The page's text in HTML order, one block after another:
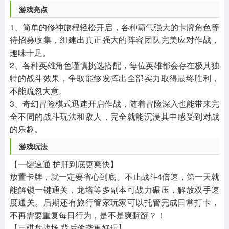
游戏亮点
1、简单的修神旅程轻松开启，各种霸气强大的卡牌角色等
待招募收集，组建出真正强大的阵容团队完美应对作战，
趣味十足。
2、各种英雄角色谨慎挑选搭配，每位英雄都会存在极其独
特的战斗效果，争取能够发挥出全部实力取得最终胜利，
不能疏忽大意。
3、奇幻冒险模式迅速开启作战，随着冒险深入也能带来完
全不同的战斗玩法和敌人，完全就能沉浸其中感受到对战
的乐趣。
游戏玩法
【一键速通 护肝到底更爽快】
放置卡牌，就一定要省心到底。不止战斗4倍速，第一天就
能解锁一键通关，龙塔等多副本可战力碾压，解放双手速
度通关。后期还有旅行管家玩家可以托管完成日常打卡，
不再需要重复每日行为，是不是爽翻翻？！